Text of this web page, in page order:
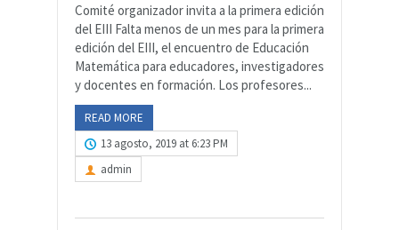
Comité organizador invita a la primera edición
del EIII Falta menos de un mes para la primera
edición del EIII, el encuentro de Educación
Matemática para educadores, investigadores
y docentes en formación. Los profesores...
READ MORE
13 agosto, 2019 at 6:23 PM
admin